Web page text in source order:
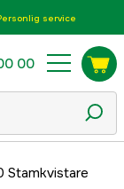
service
00
Stamkvistare